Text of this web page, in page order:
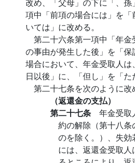
項中「前項の場合には」を
いては」に改める。
第二十六条第一項中「年
の事由が発生した後」を「
場合において、年金受取人
日以後」に、「但し」を「た
第二十七条を次のように改
（返還金の支払）
第二十七条 年金受取
約の解除（第十八
のを除く。）、失
には、返還金受取